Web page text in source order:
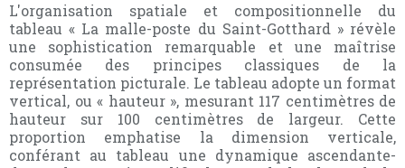
L'organisation spatiale et compositionnelle du
tableau « La malle-poste du Saint-Gotthard » révèle
une sophistication remarquable et une maîtrise
consumée des principes classiques de la
représentation picturale. Le tableau adopte un format
vertical, ou « hauteur », mesurant 117 centimètres de
hauteur sur 100 centimètres de largeur. Cette
proportion emphatise la dimension verticale,
conférant au tableau une dynamique ascendante-